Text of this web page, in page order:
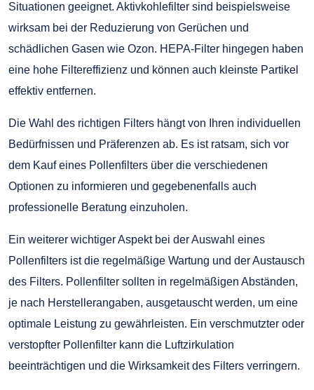
Situationen geeignet. Aktivkohlefilter sind beispielsweise
wirksam bei der Reduzierung von Gerüchen und
schädlichen Gasen wie Ozon. HEPA-Filter hingegen haben
eine hohe Filtereffizienz und können auch kleinste Partikel
effektiv entfernen.
Die Wahl des richtigen Filters hängt von Ihren individuellen
Bedürfnissen und Präferenzen ab. Es ist ratsam, sich vor
dem Kauf eines Pollenfilters über die verschiedenen
Optionen zu informieren und gegebenenfalls auch
professionelle Beratung einzuholen.
Ein weiterer wichtiger Aspekt bei der Auswahl eines
Pollenfilters ist die regelmäßige Wartung und der Austausch
des Filters. Pollenfilter sollten in regelmäßigen Abständen,
je nach Herstellerangaben, ausgetauscht werden, um eine
optimale Leistung zu gewährleisten. Ein verschmutzter oder
verstopfter Pollenfilter kann die Luftzirkulation
beeinträchtigen und die Wirksamkeit des Filters verringern.